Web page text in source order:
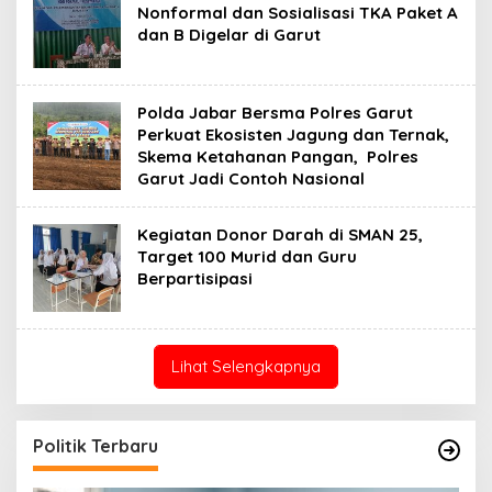
Nonformal dan Sosialisasi TKA Paket A
dan B Digelar di Garut ‎
Polda Jabar Bersma Polres Garut
Perkuat Ekosisten Jagung dan Ternak,
Skema Ketahanan Pangan, Polres
Garut Jadi Contoh Nasional
Kegiatan Donor Darah di SMAN 25,
Target 100 Murid dan Guru
Berpartisipasi ‎
Lihat Selengkapnya
Politik Terbaru